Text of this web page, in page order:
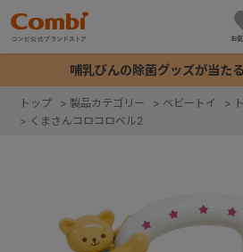
お
哺乳びんの除菌グッズが当た
トップ > 製品カテゴリー > ベビートイ >
> くまさんコロコロベル2